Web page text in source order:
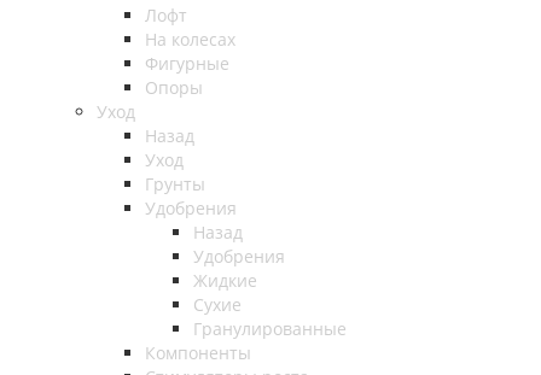
Лофт
На колесах
Фигурные
Опоры
Уход
Назад
Уход
Грунты
Удобрения
Назад
Удобрения
Жидкие
Сухие
Гранулированные
Компоненты